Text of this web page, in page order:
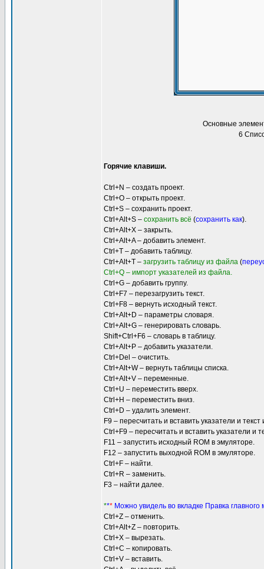
Основные
6
Горячие клавиши.
Ctrl+N – создать проект.
Ctrl+O – открыть проект.
Ctrl+S – сохранить проект.
Ctrl+Alt+S – сохранить всё (сохранить как).
Ctrl+Alt+X – закрыть.
Ctrl+Alt+A – добавить элемент.
Ctrl+T – добавить таблицу.
Ctrl+Alt+T – загрузить таблицу из файла (
Ctrl+Q – импорт указателей из файла.
Ctrl+G – добавить группу.
Ctrl+F7 – перезагрузить текст.
Ctrl+F8 – вернуть исходный текст.
Ctrl+Alt+D – параметры словаря.
Ctrl+Alt+G – генерировать словарь.
Shift+Ctrl+F6 – словарь в таблицу.
Ctrl+Alt+P – добавить указатели.
Ctrl+Del – очистить.
Ctrl+Alt+W – вернуть таблицы списка.
Ctrl+Alt+V – переменные.
Ctrl+U – переместить вверх.
Ctrl+H – переместить вниз.
Ctrl+D – удалить элемент.
F9 – пересчитать и вставить указатели и
Ctrl+F9 – пересчитать и вставить указатели и
F11 – запустить исходный ROM в эмуляторе.
F12 – запустить выходной ROM в эмуляторе.
Ctrl+F – найти.
Ctrl+R – заменить.
F3 – найти далее.
*** Можно увидель во вкладке Правка главного
Ctrl+Z – отменить.
Ctrl+Alt+Z – повторить.
Ctrl+X – вырезать.
Ctrl+C – копировать.
Ctrl+V – вставить.